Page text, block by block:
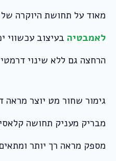
מאוד על תחושת היוקרה
לאמבטיה בעיצוב עכשווי
הרחצה גם ללא שינוי
גימור שחור מט יוצר מראה
מבריק מעניק תחושה
מספק מראה רך יותר